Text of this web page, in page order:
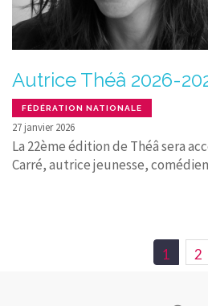
Autrice Théâ 2026-
FÉDÉRATION NATIONALE
27 janvier 2026
La 22ème édition de Théâ sera
Carré, autrice jeunesse,
1 2